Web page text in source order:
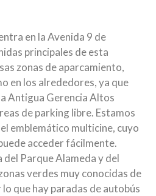
en la Avenida 9 de
principales de esta
zonas de aparcamiento,
en los alrededores, ya que
Antigua Gerencia Altos
de parking libre. Estamos
emblemático multicine, cuyo
acceder fácilmente.
del Parque Alameda y del
verdes muy conocidas de
que hay paradas de autobús